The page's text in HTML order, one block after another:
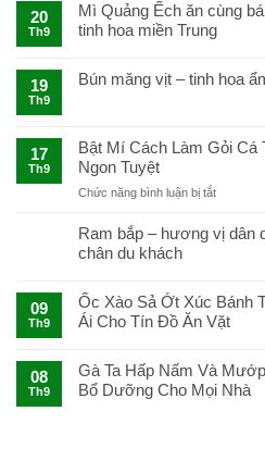
20
Th9
Mì Quảng Ếch ăn cùng
tinh hoa miền Trung
19
Th9
Bún măng vịt – tinh hoa
17
Th9
Bật Mí Cách Làm Gỏi Cá
Ngon Tuyệt
Chức năng bình luận bị tắtở
Mí
Cách
Cá
Trích
Cuốn
Tráng
Sachi
Ram bắp – hương vị dân
chân du khách
09
Th9
Ốc Xào Sả Ớt Xúc Bánh
Ái Cho Tín Đồ Ăn Vặt
08
Th9
Gà Ta Hấp Nấm Và
Bổ Dưỡng Cho Mọi Nhà